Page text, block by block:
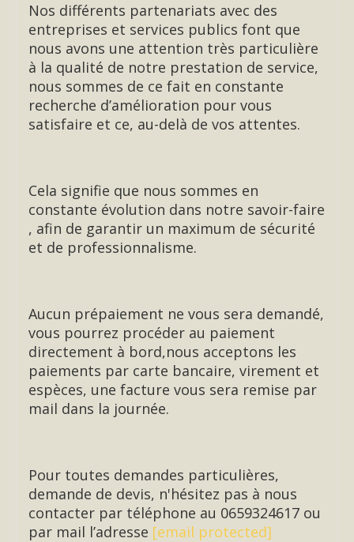
Nos différents partenariats avec des
entreprises et services publics font que
nous avons une attention très particulière
à la qualité de notre prestation de service,
nous sommes de ce fait en constante
recherche d’amélioration pour vous
satisfaire et ce, au-delà de vos attentes.
Cela signifie que nous sommes en
constante évolution dans notre savoir-faire
, afin de garantir un maximum de sécurité
et de professionnalisme.
Aucun prépaiement ne vous sera demandé,
vous pourrez procéder au paiement
directement à bord,nous acceptons les
paiements par carte bancaire, virement et
espèces, une facture vous sera remise par
mail dans la journée.
Pour toutes demandes particulières,
demande de devis, n'hésitez pas à nous
contacter par téléphone au 0659324617 ou
par mail l’adresse [email protected]